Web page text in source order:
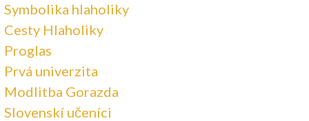
Symbolika hlaholiky
Cesty Hlaholiky
Proglas
Prvá univerzita
Modlitba Gorazda
Slovenskí učeníci